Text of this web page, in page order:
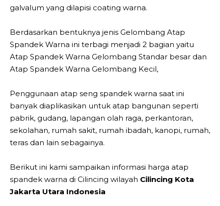
galvalum yang dilapisi coating warna.
Berdasarkan bentuknya jenis Gelombang Atap
Spandek Warna ini terbagi menjadi 2 bagian yaitu
Atap Spandek Warna Gelombang Standar besar dan
Atap Spandek Warna Gelombang Kecil,
Penggunaan atap seng spandek warna saat ini
banyak diaplikasikan untuk atap bangunan seperti
pabrik, gudang, lapangan olah raga, perkantoran,
sekolahan, rumah sakit, rumah ibadah, kanopi, rumah,
teras dan lain sebagainya.
Berikut ini kami sampaikan informasi harga atap
spandek warna di Cilincing wilayah Cilincing Kota
Jakarta Utara Indonesia